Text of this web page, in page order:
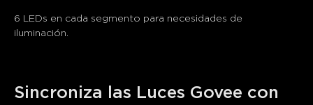
6 LEDs en cada segmento para necesidades de
iluminación.
Sincroniza las Luces Govee con